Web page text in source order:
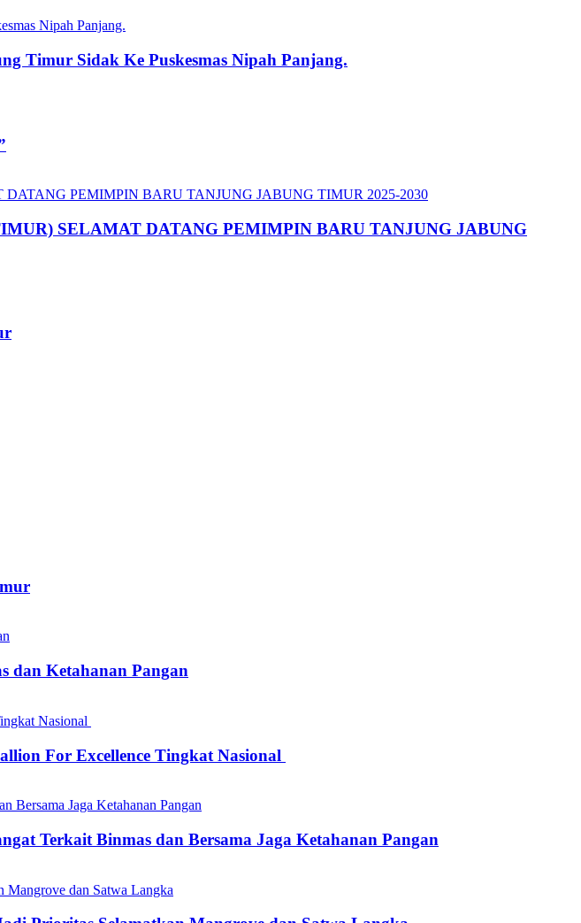
Timur Sidak Ke Puskesmas Nipah Panjang.
SELAMAT DATANG PEMIMPIN BARU TANJUNG JABUNG
dan Ketahanan Pangan
For Excellence Tingkat Nasional
Terkait Binmas dan Bersama Jaga Ketahanan Pangan